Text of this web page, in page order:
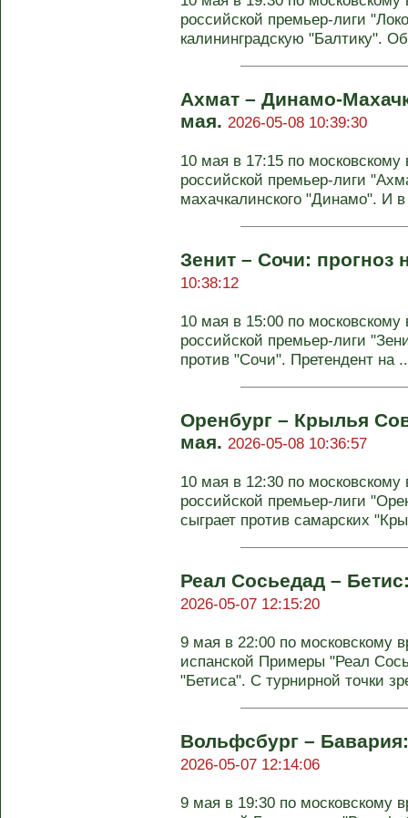
российской премьер-лиги
калининградскую "Балтику".
Ахмат – Динамо-
мая. 2026-05-08 10:39:30
10 мая в 17:15 по московскому
российской премьер-лиги
махачкалинского "Динамо". И
Зенит – Сочи: прогноз
10:38:12
10 мая в 15:00 по московскому
российской премьер-лиги
против "Сочи". Претендент на
Оренбург – Крылья
мая. 2026-05-08 10:36:57
10 мая в 12:30 по московскому
российской премьер-лиги
сыграет против самарских
Реал Сосьедад –
2026-05-07 12:15:20
9 мая в 22:00 по московскому
испанской Примеры "Реал
"Бетиса". С турнирной точки
Вольфсбург –
2026-05-07 12:14:06
9 мая в 19:30 по московскому